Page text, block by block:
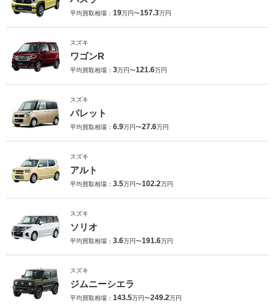
平均買取相場： 19万円〜157.3万円
スズキ
ワゴンR
平均買取相場： 3万円〜121.6万円
スズキ
パレット
平均買取相場： 6.9万円〜27.6万円
スズキ
アルト
平均買取相場： 3.5万円〜102.2万円
スズキ
ソリオ
平均買取相場： 3.6万円〜191.6万円
スズキ
ジムニーシエラ
平均買取相場： 143.5万円〜249.2万円